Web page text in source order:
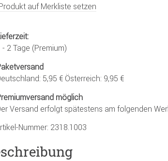
auf Merkliste setzen
- 2 Tage (Premium)
5,95 € Österreich: 9,95 €
möglich
Versand erfolgt spätestens am folgenden
Nummer: 2318.1003